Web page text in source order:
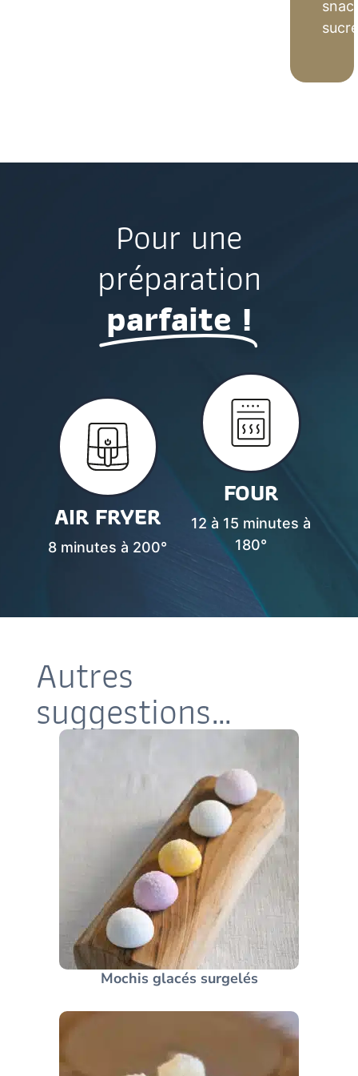
sucré
Pour une
préparation
parfaite !
AIR FRYER
8 minutes à 200°
FOUR
12 à 15 minutes à
180°
Autres
suggestions…
Mochis glacés surgelés